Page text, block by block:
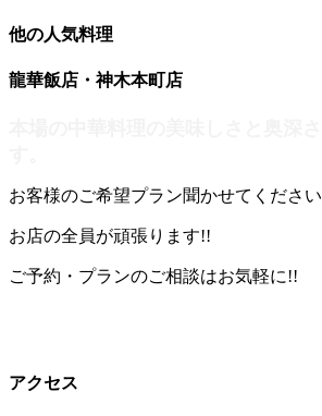
他の人気料理
龍華飯店・神木本町店
お客様のご希望プラン聞かせてください
お店の全員が頑張ります!!
ご予約・プランのご相談はお気軽に!!
アクセス